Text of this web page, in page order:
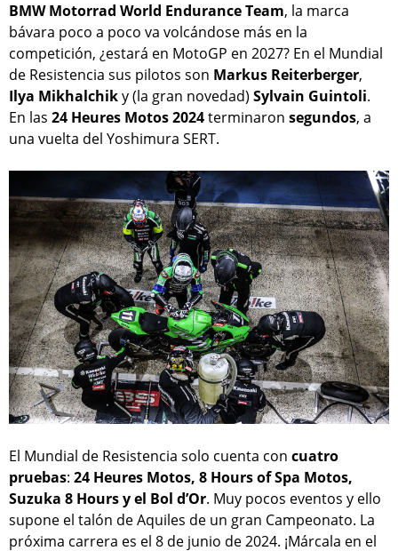
BMW Motorrad World Endurance Team, la marca
bávara poco a poco va volcándose más en la
competición, ¿estará en MotoGP en 2027? En el Mundial
de Resistencia sus pilotos son Markus Reiterberger,
Ilya Mikhalchiky (la gran novedad) Sylvain Guintoli.
En las 24 Heures Motos 2024terminaron segundos, a
una vuelta del Yoshimura SERT.
El Mundial de Resistencia solo cuenta con cuatro
pruebas: 24 Heures Motos, 8 Hours of Spa Motos,
Suzuka 8 Hours y el Bol d’Or. Muy pocos eventos y ello
supone el talón de Aquiles de un gran Campeonato. La
próxima carrera es el 8 de junio de 2024. ¡Márcala en el